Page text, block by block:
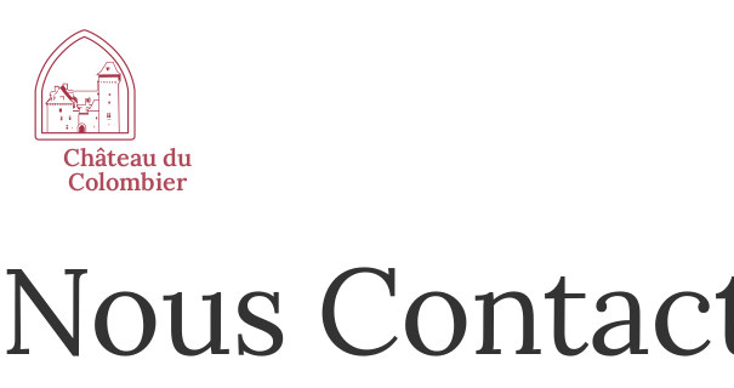
Château du
Colombier
Nous